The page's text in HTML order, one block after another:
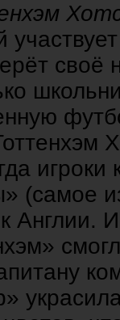
своё
(самое
Англии.